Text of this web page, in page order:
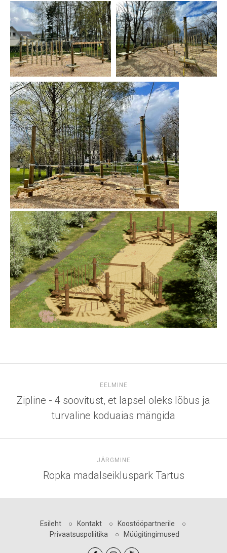
EELMINE
Zipline - 4 soovitust, et lapsel oleks lõbus ja
turvaline koduaias mängida
JÄRGMINE
Ropka madalseikluspark Tartus
Esileht○ Kontakt○ Koostööpartnerile ○
Privaatsuspoliitika
○ Müügitingimused